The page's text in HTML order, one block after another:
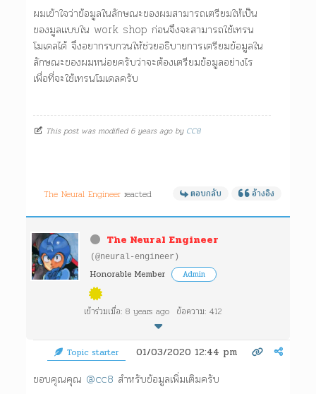
ผมเข้าใจว่าข้อมูลในลักษณะของผมสามารถเตรียมให้เป็น
ของมูลแบบใน work shop ก่อนจึงจะสามารถใช้เทรน
โมเดลได้ จึงอยากรบกวนให้ช่วยอธิบายการเตรียมข้อมูลใน
ลักษณะของผมหน่อยครับว่าจะต้องเตรียมข้อมูลอย่างไร
เพื่อที่จะใช้เทรนโมเดลครับ
This post was modified 6 years ago by CC8
The Neural Engineerreacted ตอบกลับ อ้างอิง
The Neural Engineer
(@neural-engineer)
Honorable Member Admin
เข้าร่วมเมื่อ: 8 years ago ข้อความ: 412
Topic starter 01/03/2020 12:44 pm
ขอบคุณคุณ @cc8 สำหรับข้อมูลเพิ่มเติมครับ